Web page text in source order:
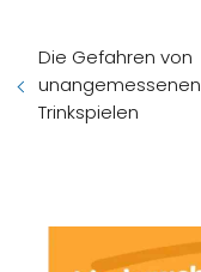
Die Gefahren von
unangemessenen
Trinkspielen